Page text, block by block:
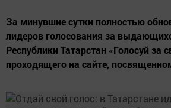
За минувшие сутки полностью
лидеров голосования за
Республики Татарстан «Голосуй за
проходящего на сайте,